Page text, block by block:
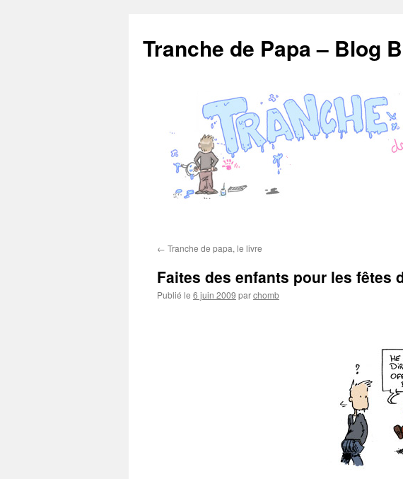
contenu
Tranche de Papa – Blog
← Tranche de papa, le livre
Faites des enfants pour les fêtes
Publié le 6 juin 2009 parchomb